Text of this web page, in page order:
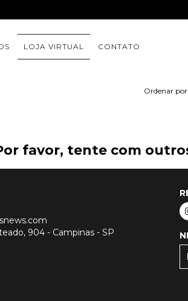
LOJA VIRTUAL CONTATO
Ordenar por
favor, tente com
904 - Campinas - SP